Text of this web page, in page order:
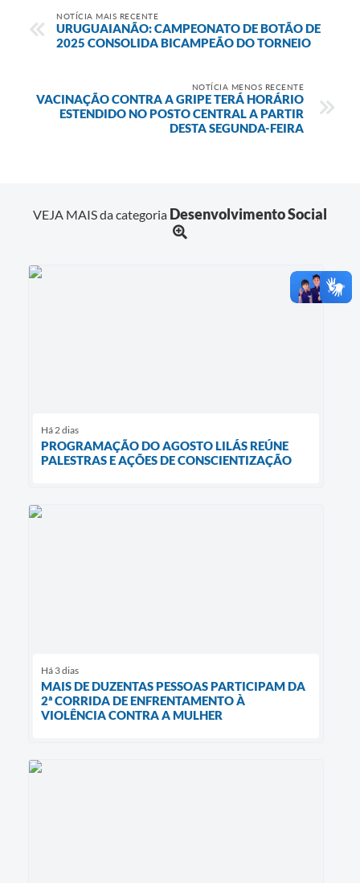
NOTÍCIA MAIS RECENTE
URUGUAIANÃO: CAMPEONATO DE BOTÃO DE
2025 CONSOLIDA BICAMPEÃO DO TORNEIO
NOTÍCIA MENOS RECENTE
VACINAÇÃO CONTRA A GRIPE TERÁ HORÁRIO
ESTENDIDO NO POSTO CENTRAL A PARTIR
DESTA SEGUNDA-FEIRA
VEJA MAIS da categoria Desenvolvimento Social
Há 2 dias
PROGRAMAÇÃO DO AGOSTO LILÁS REÚNE
PALESTRAS E AÇÕES DE CONSCIENTIZAÇÃO
Há 3 dias
MAIS DE DUZENTAS PESSOAS PARTICIPAM DA
2ª CORRIDA DE ENFRENTAMENTO À
VIOLÊNCIA CONTRA A MULHER